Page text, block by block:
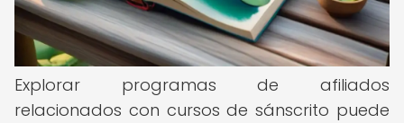
Explorar programas de afiliados
relacionados con cursos de sánscrito puede